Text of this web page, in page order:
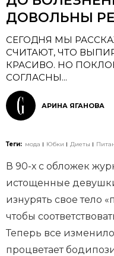
ДОВОЛЬНЫ
СЕГОДНЯ МЫ
СЧИТАЮТ, ЧТО
КРАСИВО. НО
СОГЛАСНЫ...
АРИНА ЯГАНОВА
Теги: мода Юбки Диеты
В 90-х с обложек
истощенные
изнурять свое тело
чтобы
Теперь все
процветает